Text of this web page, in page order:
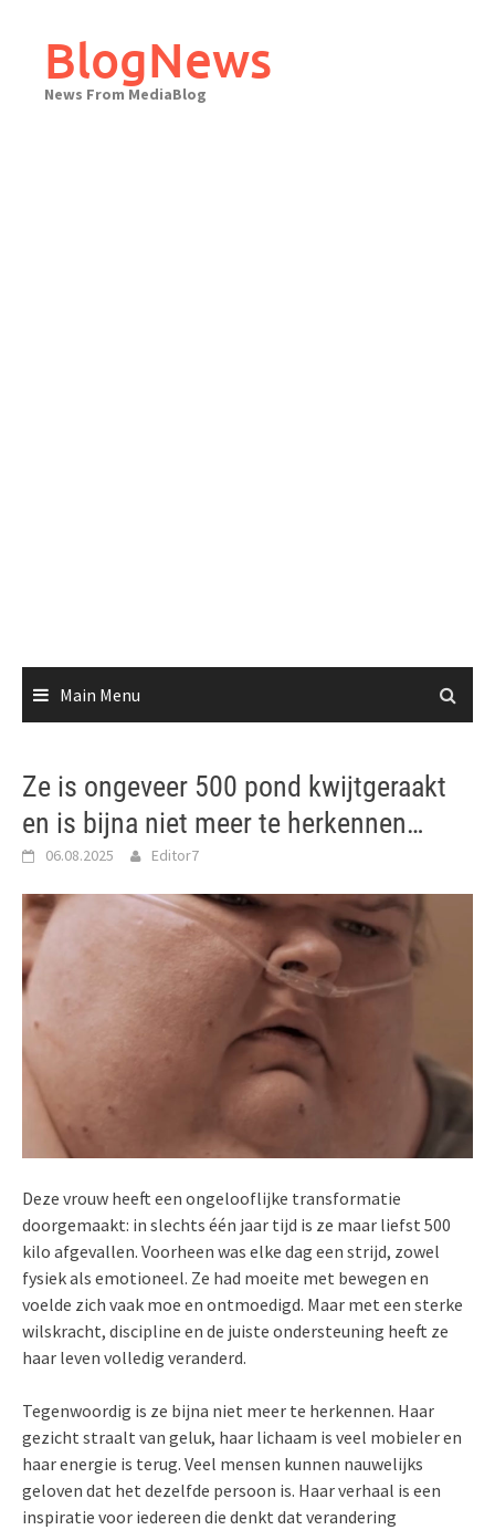
contentBlogNews
News From MediaBlog
Main Menu
Ze is ongeveer 500 pond kwijtgeraakt
en is bijna niet meer te herkennen…
06.08.2025 Editor7
Deze vrouw heeft een ongelooflijke transformatie
doorgemaakt: in slechts één jaar tijd is ze maar liefst 500
kilo afgevallen. Voorheen was elke dag een strijd, zowel
fysiek als emotioneel. Ze had moeite met bewegen en
voelde zich vaak moe en ontmoedigd. Maar met een sterke
wilskracht, discipline en de juiste ondersteuning heeft ze
haar leven volledig veranderd.
Tegenwoordig is ze bijna niet meer te herkennen. Haar
gezicht straalt van geluk, haar lichaam is veel mobieler en
haar energie is terug. Veel mensen kunnen nauwelijks
geloven dat het dezelfde persoon is. Haar verhaal is een
inspiratie voor iedereen die denkt dat verandering